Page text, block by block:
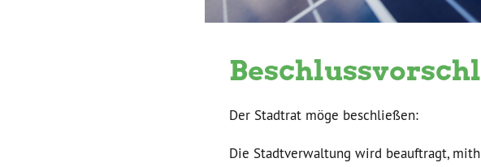
Der Stadtrat möge beschließen:
Die Stadtverwaltung wird beauftragt,